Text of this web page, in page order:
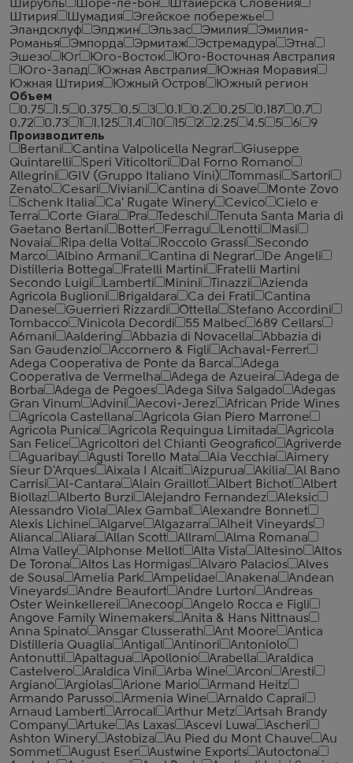
Ширубль Шоре-ле-Бон
Штайерска Словения
Штирия
Шумадия
Эгейское побережье
Эландсклуф
Элджин Эльзас Эмилия
Эмилия-
Романья
Эмпорда Эрмитаж Эстремадура
Этна
Эшезо
Юг Юго-Восток
Юго-Восточная Австралия
Юго-Запад
Южная Австралия
Южная Моравия
Южная Штирия
Южный Остров
Южный регион
Объем
0.75
1.5 0.375 0.5 3 0.1 0.2 0.25 0.187
0.7
0.72
0.73 1.125 1.4 10 15 2 2.25 4.5 5 6
9
Производитель
Bertani
Cantina Valpolicella Negrar
Giuseppe
Quintarelli
Speri Viticoltori
Dal Forno Romano
Allegrini
GIV (Gruppo Italiano Vini) Tommasi
Sartori
Zenato
Cesari Viviani Cantina di Soave
Monte Zovo
Schenk Italia
Ca' Rugate Winery Cevico
Cielo e
Terra
Corte Giara Pra Tedeschi
Tenuta Santa Maria di
Gaetano Bertani
Botter Ferragu Lenotti
Masi
Novaia
Ripa della Volta Roccolo Grassi
Secondo
Marco
Albino Armani Cantina di Negrar
De Angeli
Distilleria Bottega
Fratelli Martini
Fratelli Martini
Secondo Luigi
Lamberti Minini Tinazzi
Azienda
Agricola Buglioni
Brigaldara Ca dei Frati
Cantina
Danese
Guerrieri Rizzardi Ottella
Stefano Accordini
Tombacco
Vinicola Decordi 55 Malbec
689 Cellars
A6mani
Aaldering Abbazia di Novacella
Abbazia di
San Gaudenzio
Accornero & Figli
Achaval-Ferrer
Adega Cooperativa de Ponte da Barca
Adega
Cooperativa de Vermelha
Adega de Azueira
Adega de
Borba
Adega de Pegoes Adega Silva Salgado
Adegas
Gran Vinum
Advini Aecovi-Jerez
African Pride Wines
Agricola Castellana
Agricola Gian Piero Marrone
Agricola Punica
Agricola Requingua Limitada
Agricola
San Felice
Agricoltori del Chianti Geografico
Agriverde
Aguaribay
Agusti Torello Mata Aia Vecchia
Aimery
Sieur D'Arques
Aixala I Alcait Aizpurua Akilia
Al Bano
Carrisi
Al-Cantara Alain Graillot Albert Bichot
Albert
Biollaz
Alberto Burzi Alejandro Fernandez
Aleksic
Alessandro Viola
Alex Gambal
Alexandre Bonnet
Alexis Lichine
Algarve Algazarra
Alheit Vineyards
Alianca
Aliara Allan Scott Allram
Alma Romana
Alma Valley
Alphonse Mellot Alta Vista Altesino
Altos
De Torona
Altos Las Hormigas Alvaro Palacios
Alves
de Sousa
Amelia Park Ampelidae Anakena
Andean
Vineyards
Andre Beaufort Andre Lurton
Andreas
Oster Weinkellerei
Anecoop
Angelo Rocca е Figli
Angove Family Winemakers
Anita & Hans Nittnaus
Anna Spinato
Ansgar Clusserath Ant Moore
Antica
Distilleria Quaglia
Antigal Antinori
Antoniolo
Antonutti
Apaltagua Apollonio Arabella
Araldica
Castelvero
Araldica Vini Arba Wine Arcon
Aresti
Argiano
Argiolas Arione Mario
Armand Heitz
Armando Parusso
Armenia Wine
Arnaldo Caprai
Arnaud Lambert
Arrocal Arthur Metz
Artsah Brandy
Company
Artuke As Laxas Ascevi Luwa
Ascheri
Ashton Winery
Astobiza Au Pied du Mont Chauve
Au
Sommet
August Eser Austwine Exports
Autoctona